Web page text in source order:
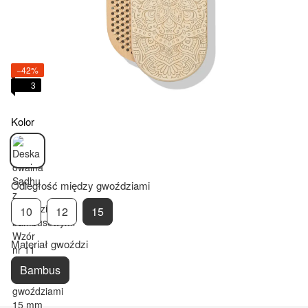
−42%
3
Kolor
Odległość między gwoździami
10 12 15
Materiał gwoździ
Bambus